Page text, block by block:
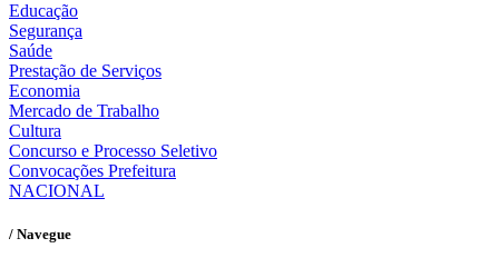
Educação
Segurança
Saúde
Prestação de Serviços
Economia
Mercado de Trabalho
Cultura
Concurso e Processo Seletivo
Convocações Prefeitura
NACIONAL
/ Navegue